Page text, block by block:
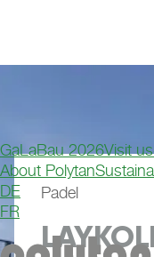
GaLaBau 2026Visit us
About Polytan
DE
FR
Padel